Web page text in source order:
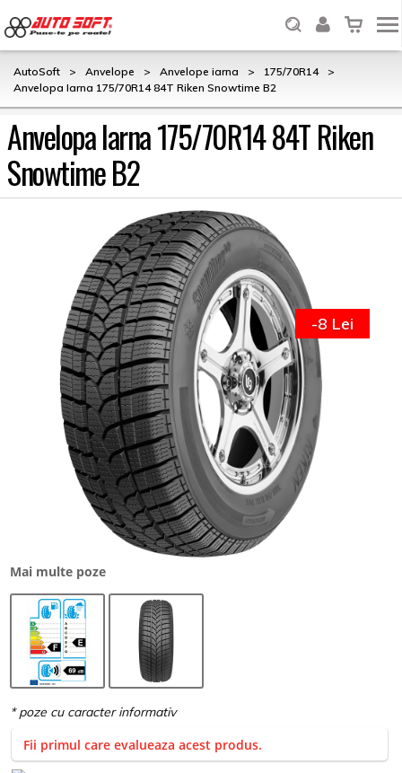
AutoSoft > Anvelope > Anvelope iarna > 175/70R14
>
Anvelopa Iarna 175/70R14 84T Riken Snowtime B2
Anvelopa Iarna 175/70R14 84T Riken
Snowtime B2
Mai multe poze
-8 Lei
Fii primul care evalueaza acest produs.